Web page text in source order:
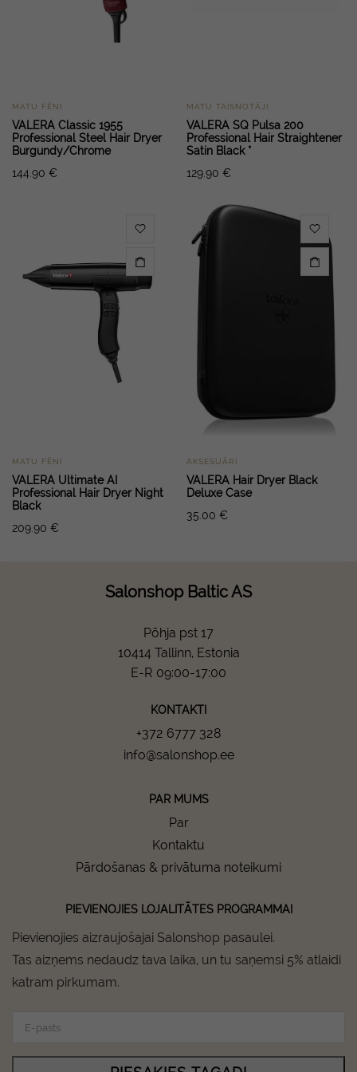
MATU FĒNI
VALERA Classic 1955
Professional Steel Hair Dryer
Burgundy/Chrome
144.90 €
MATU TAISNOTĀJI
VALERA SQ Pulsa 200
Professional Hair Straightener
Satin Black *
129.90 €
MATU FĒNI
VALERA Ultimate AI
Professional Hair Dryer Night
Black
209.90 €
AKSESUĀRI
VALERA Hair Dryer Black
Deluxe Case
35.00 €
Salonshop Baltic AS
Põhja pst 17
10414 Tallinn, Estonia
E-R 09:00-17:00
KONTAKTI
+372 6777 328
info@salonshop.ee
PAR MUMS
Par
Kontaktu
Pārdošanas & privātuma noteikumi
PIEVIENOJIES LOJALITĀTES PROGRAMMAI
Pievienojies aizraujošajai Salonshop pasaulei.
Tas aizņems nedaudz tava laika, un tu saņemsi 5% atlaidi
katram pirkumam.